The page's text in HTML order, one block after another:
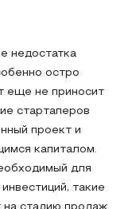
недостатка
остро
еще не приносит
стартаперов
проект и
капиталом.
для
такие